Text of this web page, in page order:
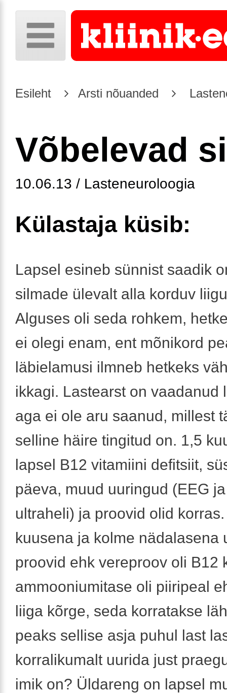
Esileht Arsti nõuanded
Võbelevad
10.06.13 / Lasteneuroloogia
Külastaja küsib:
Lapsel esineb sünnist saadik
silmade ülevalt alla korduv
Alguses oli seda rohkem,
ei olegi enam, ent mõnikord
läbielamusi ilmneb hetkeks
ikkagi. Lastearst on vaadanud
aga ei ole aru saanud, millest
selline häire tingitud on. 1,5
lapsel B12 vitamiini defitsiit,
päeva, muud uuringud (EEG
ultraheli) ja proovid olid
kuusena ja kolme nädalasena
proovid ehk vereproov oli B12
ammooniumitase oli piiripeal
liiga kõrge, seda korratakse
peaks sellise asja puhul last
korralikumalt uurida just
imik on? Üldareng on lapsel